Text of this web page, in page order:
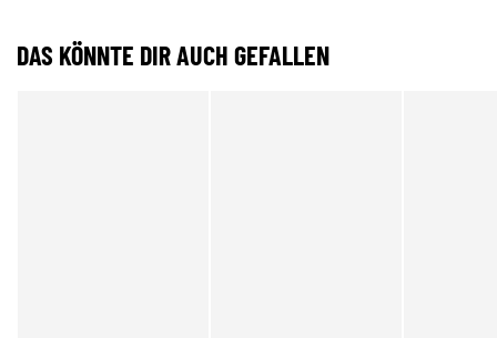
DAS KÖNNTE DIR AUCH GEFALLEN